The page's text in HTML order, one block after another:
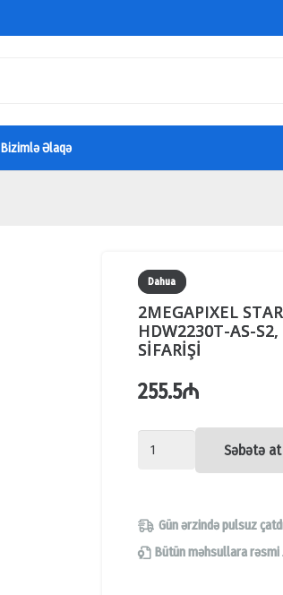
Bizimlə Əlaqə
Dahua
2MEGAPIXEL
HDW2230T-AS-
SİFARİŞİ
255.5₼
2MEGAPIXEL
KAMERA,
DAHUA
Səbətə at
Gün ərzində pulsuz
Bütün məhsullara